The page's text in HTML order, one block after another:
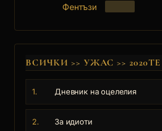
Фентъзи
ВСИЧКИ >> УЖАС >>2020ТЕ
1. Дневник на оцелелия
2. За идиоти